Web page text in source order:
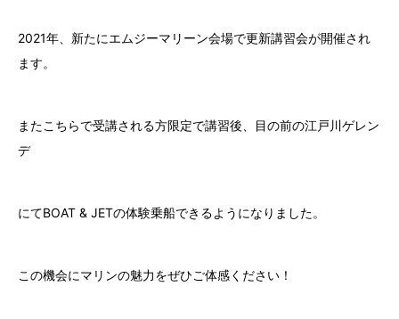
9.フォトギャラリー
⑪ チャーター
2021年、新たにエムジーマリーン会場で更新講習会が開催され
ます。
またこちらで受講される方限定で講習後、目の前の江戸川ゲレン
デ
にてBOAT & JETの体験乗船できるようになりました。
この機会にマリンの魅力をぜひご体感ください！